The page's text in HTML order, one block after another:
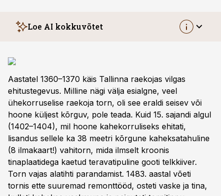
Loe AI kokkuvõtet
Aastatel 1360–1370 käis Tallinna raekojas vilgas
ehitustegevus. Milline nägi välja esialgne, veel
ühekorruselise raekoja torn, oli see eraldi seisev või
hoone küljest kõrguv, pole teada. Kuid 15. sajandi algul
(1402–1404), mil hoone kahekorruliseks ehitati,
lisandus sellele ka 38 meetri kõrgune kaheksatahuline
(8 ilma­kaart!) vahitorn, mida ilmselt kroonis
tinaplaatidega kaetud teravatipuline gooti telkkiiver.
Torn vajas alatihti parandamist. 1483. aastal võeti
tornis ette suuremad remonttööd, osteti vaske ja tina,